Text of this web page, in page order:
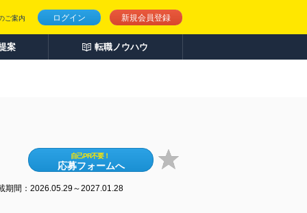
ログイン 新規会員登録
ご案内
案 転職ノウハウ
自己PR不要！
応募フォームへ
期間：2026.05.29～2027.01.28